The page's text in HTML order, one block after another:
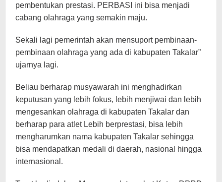
pembentukan prestasi. PERBASI ini bisa menjadi
cabang olahraga yang semakin maju.
Sekali lagi pemerintah akan mensuport pembinaan-
pembinaan olahraga yang ada di kabupaten Takalar”
ujarnya lagi.
Beliau berharap musyawarah ini menghadirkan
keputusan yang lebih fokus, lebih menjiwai dan lebih
mengesankan olahraga di kabupaten Takalar dan
berharap para atlet Lebih berprestasi, bisa lebih
mengharumkan nama kabupaten Takalar sehingga
bisa mendapatkan medali di daerah, nasional hingga
internasional.